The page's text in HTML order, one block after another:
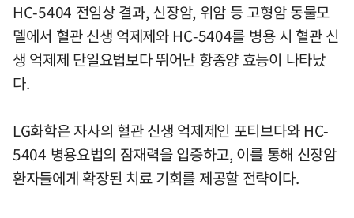
HC-5404 전임상 결과, 신장암, 위암 등 고형암 동물모
델에서 혈관 신생 억제제와 HC-5404를 병용 시 혈관 신
생 억제제 단일요법보다 뛰어난 항종양 효능이 나타났
다.
LG화학은 자사의 혈관 신생 억제제인 포티브다와 HC-
5404 병용요법의 잠재력을 입증하고, 이를 통해 신장암
환자들에게 확장된 치료 기회를 제공할 전략이다.